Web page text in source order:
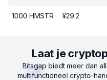
1000 HMSTR ¥29.2
Laat je
Bitsgap biedt meer dan
multifunctioneel crypto-